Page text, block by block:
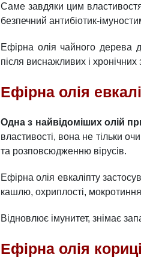
Саме завдяки цим
безпечний антибіотик-
Ефірна олія чайного дерева
після виснажливих і
Ефірна олія
Одна з найвідоміших олій
властивості, вона не тільки
та розповсюдженню вірусів.
Ефірна олія евкаліпту
кашлю, охриплості, мокротиння
Відновлює імунитет, знімає
Ефірна олія кориці